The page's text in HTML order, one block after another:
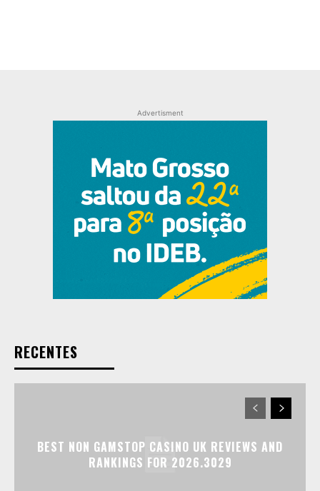
Advertisment
RECENTES
BEST NON GAMSTOP CASINO UK REVIEWS AND
RANKINGS FOR 2026.3029